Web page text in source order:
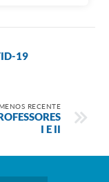
19
RECENTE
I E II